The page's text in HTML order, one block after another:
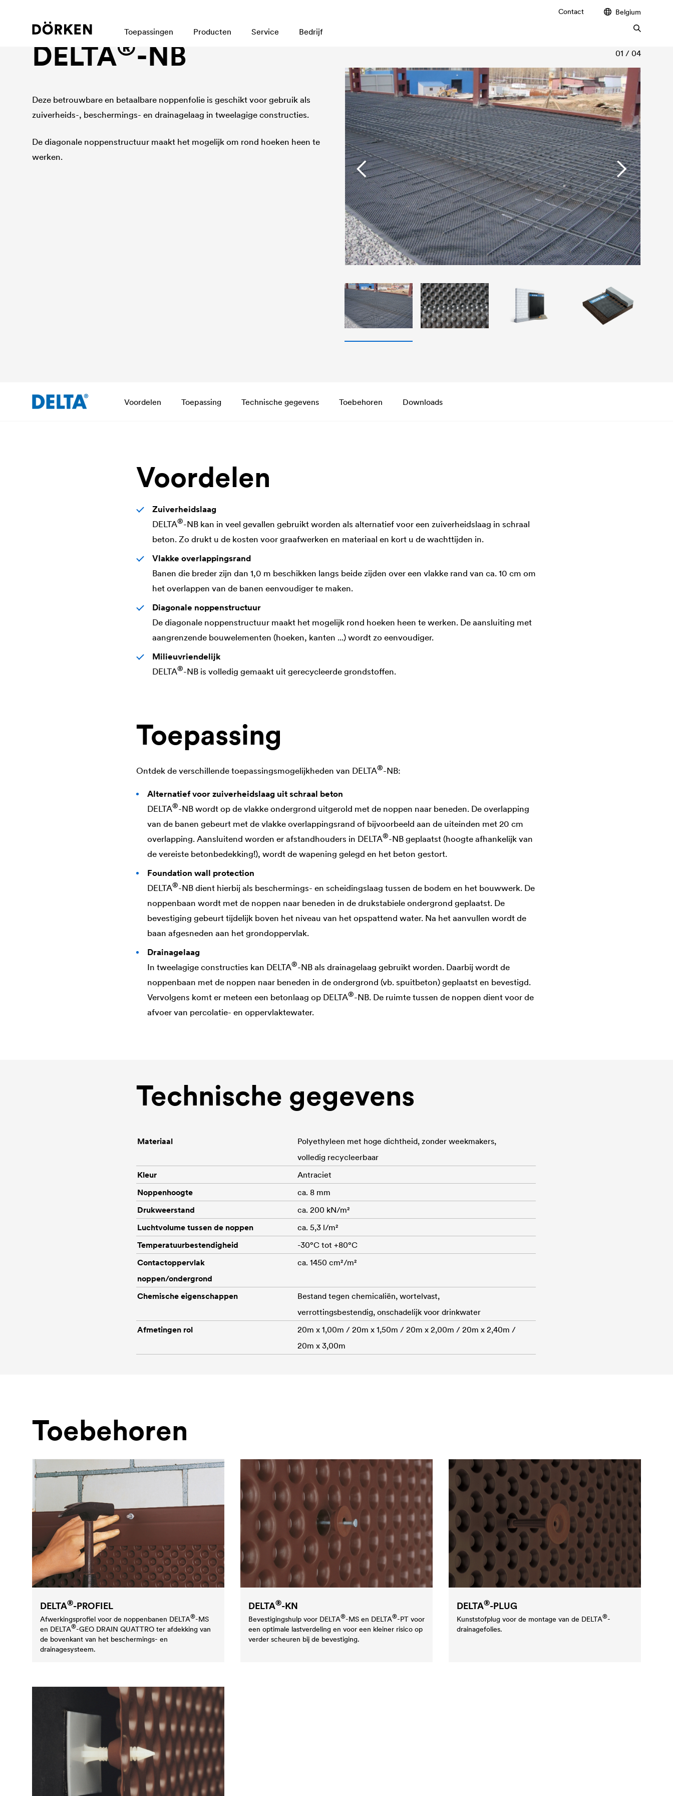
Contact Belgium
Toepassingen Producten Service Bedrijf
Noppenfolie
DELTA®-NB
Deze betrouwbare en betaalbare noppenfolie is geschikt voor gebruik als
zuiverheids-, beschermings- en drainagelaag in tweelagige constructies.
De diagonale noppenstructuur maakt het mogelijk om rond hoeken heen te
werken.
01 / 04
Voordelen Toepassing Technische gegevens Toebehoren Downloads
Voordelen
Zuiverheidslaag
DELTA®-NB kan in veel gevallen gebruikt worden als alternatief voor een zuiverheidslaag in schraal
beton. Zo drukt u de kosten voor graafwerken en materiaal en kort u de wachttijden in.
Vlakke overlappingsrand
Banen die breder zijn dan 1,0 m beschikken langs beide zijden over een vlakke rand van ca. 10 cm om
het overlappen van de banen eenvoudiger te maken.
Diagonale noppenstructuur
De diagonale noppenstructuur maakt het mogelijk rond hoeken heen te werken. De aansluiting met
aangrenzende bouwelementen (hoeken, kanten ...) wordt zo eenvoudiger.
Milieuvriendelijk
DELTA®-NB is volledig gemaakt uit gerecycleerde grondstoffen.
Toepassing
Ontdek de verschillende toepassingsmogelijkheden van DELTA®-NB:
Alternatief voor zuiverheidslaag uit schraal beton
DELTA®-NB wordt op de vlakke ondergrond uitgerold met de noppen naar beneden. De overlapping
van de banen gebeurt met de vlakke overlappingsrand of bijvoorbeeld aan de uiteinden met 20 cm
overlapping. Aansluitend worden er afstandhouders in DELTA®-NB geplaatst (hoogte afhankelijk van
de vereiste betonbedekking!), wordt de wapening gelegd en het beton gestort.
Foundation wall protection
DELTA®-NB dient hierbij als beschermings- en scheidingslaag tussen de bodem en het bouwwerk. De
noppenbaan wordt met de noppen naar beneden in de drukstabiele ondergrond geplaatst. De
bevestiging gebeurt tijdelijk boven het niveau van het opspattend water. Na het aanvullen wordt de
baan afgesneden aan het grondoppervlak.
Drainagelaag
In tweelagige constructies kan DELTA®-NB als drainagelaag gebruikt worden. Daarbij wordt de
noppenbaan met de noppen naar beneden in de ondergrond (vb. spuitbeton) geplaatst en bevestigd.
Vervolgens komt er meteen een betonlaag op DELTA®-NB. De ruimte tussen de noppen dient voor de
afvoer van percolatie- en oppervlaktewater.
Technische gegevens
Materiaal
Polyethyleen met hoge dichtheid, zonder weekmakers,
volledig recycleerbaar
Kleur
Antraciet
Noppenhoogte
ca. 8 mm
Drukweerstand
ca. 200 kN/m²
Luchtvolume tussen de noppen
ca. 5,3 l/m²
Temperatuurbestendigheid
-30°C tot +80°C
Contactoppervlak
noppen/ondergrond
ca. 1450 cm²/m²
Chemische eigenschappen
Bestand tegen chemicaliën, wortelvast,
verrottingsbestendig, onschadelijk voor drinkwater
Afmetingen rol
20m x 1,00m / 20m x 1,50m / 20m x 2,00m / 20m x 2,40m /
20m x 3,00m
Toebehoren
DELTA®-PROFIEL
Afwerkingsprofiel voor de noppenbanen DELTA®-MS
en DELTA®-GEO DRAIN QUATTRO ter afdekking van
de bovenkant van het beschermings- en
drainagesysteem.
DELTA®-KN
Bevestigingshulp voor DELTA®-MS en DELTA®-PT voor
een optimale lastverdeling en voor een kleiner risico op
verder scheuren bij de bevestiging.
DELTA®-PLUG
Kunststofplug voor de montage van de DELTA®-
drainagefolies.